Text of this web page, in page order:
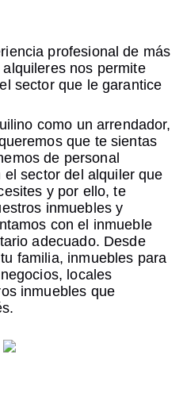
profesional de más
nos permite
sector que le garantice
como un arrendador,
que te sientas
de personal
sector del alquiler que
y por ello, te
inmuebles y
con el inmueble
adecuado. Desde
familia, inmuebles para
locales
inmuebles que